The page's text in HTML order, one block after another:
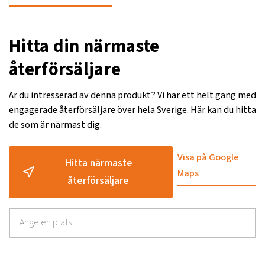
Hitta din närmaste
återförsäljare
Är du intresserad av denna produkt? Vi har ett helt gäng med
engagerade återförsäljare över hela Sverige. Här kan du hitta
de som är närmast dig.
Hitta närmaste
återförsäljare
Visa på Google
Maps